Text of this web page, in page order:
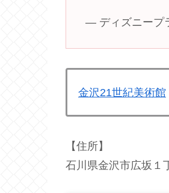
— ディズニープ
金沢21世紀美術館
【住所】
石川県金沢市広坂１